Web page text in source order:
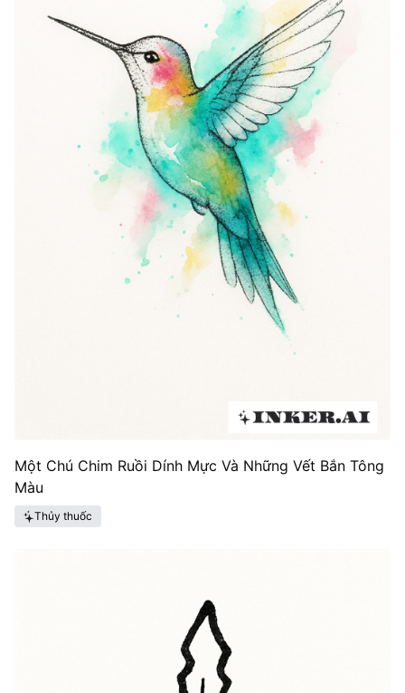
Một Chú Chim Ruồi Dính Mực Và Những Vết Bắn Tông
Màu
Thủy thuốc